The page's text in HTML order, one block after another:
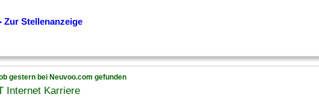
Zur Stellenanzeige
gestern bei Neuvoo.com gefunden
Internet Karriere